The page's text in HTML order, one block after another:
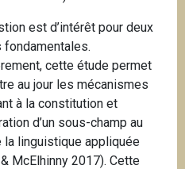
est d’intérêt pour deux
fondamentales.
cette étude permet
au jour les mécanismes
à la constitution et
d’un sous-champ au
la linguistique appliquée
McElhinny 2017). Cette